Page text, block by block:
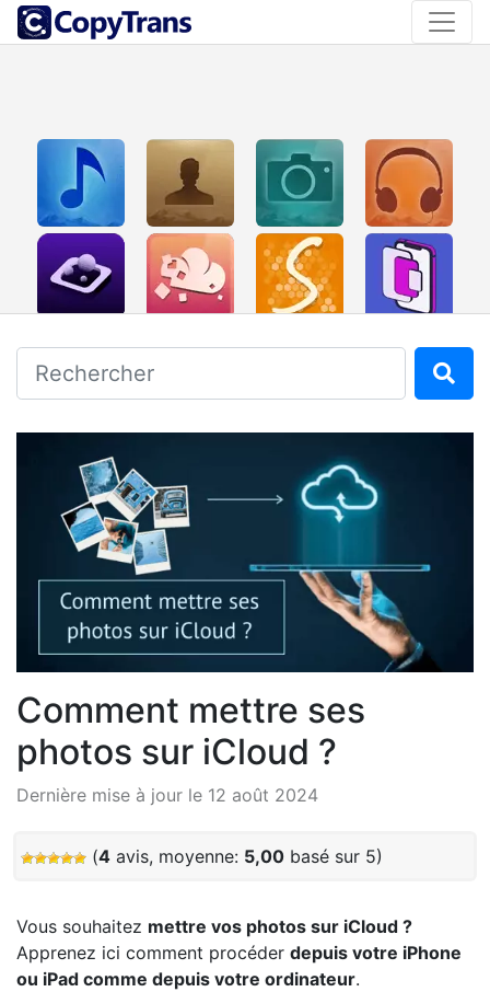
Comment mettre ses
photos sur iCloud ?
Dernière mise à jour le 12 août 2024
(4 avis, moyenne: 5,00 basé sur 5)
Vous souhaitez mettre vos photos sur iCloud ?
Apprenez ici comment procéder depuis votre iPhone
ou iPad comme depuis votre ordinateur.